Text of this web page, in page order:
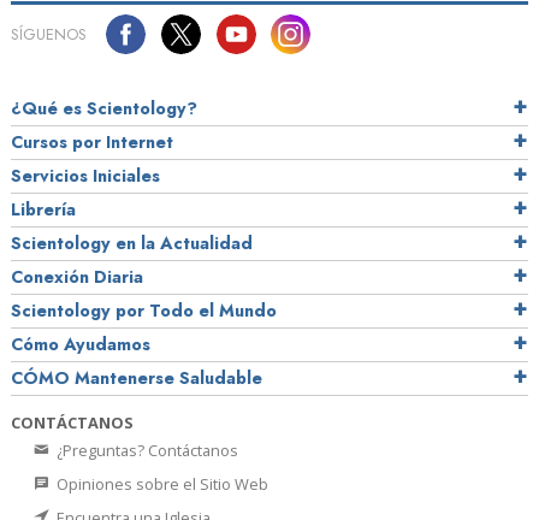
SÍGUENOS
¿Qué es Scientology?
Cursos por Internet
Servicios Iniciales
Librería
Scientology en la Actualidad
Conexión Diaria
Scientology por Todo el Mundo
Cómo Ayudamos
CÓMO Mantenerse Saludable
CONTÁCTANOS
¿Preguntas? Contáctanos
Opiniones sobre el Sitio Web